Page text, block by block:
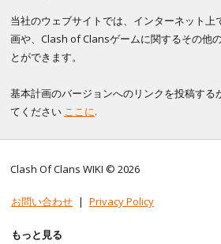
当社のウェブサイトでは、インターネット上
画や、Clash of Clansゲームに関するその他
とができます。
基本計画のバージョンへのリンクを投稿する
てください ここに.
Clash Of Clans WIKI © 2026
お問い合わせ | Privacy Policy
もっと見る